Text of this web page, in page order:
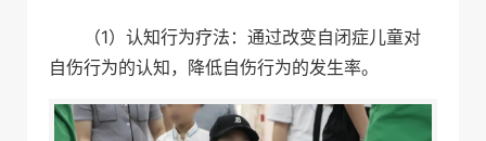
（1）认知行为疗法：通过改变自闭症儿童对
自伤行为的认知，降低自伤行为的发生率。